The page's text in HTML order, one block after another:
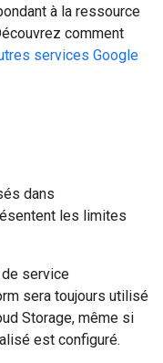
à la ressource
comment
services Google
dans
les limites
service
sera toujours utilisé
Storage, même si
est configuré.